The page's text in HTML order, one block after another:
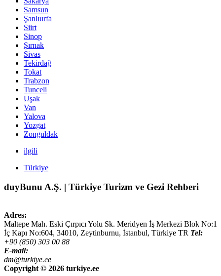
Samsun
Şanlıurfa
Siirt
Sinop
Şırnak
Sivas
Tekirdağ
Tokat
Trabzon
Tunceli
Uşak
Van
Yalova
Yozgat
Zonguldak
ilgili
Türkiye
duyBunu A.Ş. | Türkiye Turizm ve Gezi Rehberi
Adres:
Maltepe Mah. Eski Çırpıcı Yolu Sk. Meridyen İş Merkezi Blok No:1
İç Kapı No:604, 34010, Zeytinburnu, İstanbul, Türkiye TR Tel:
+90 (850) 303 00 88
E-mail:
dm@turkiye.ee
Copyright © 2026 turkiye.ee